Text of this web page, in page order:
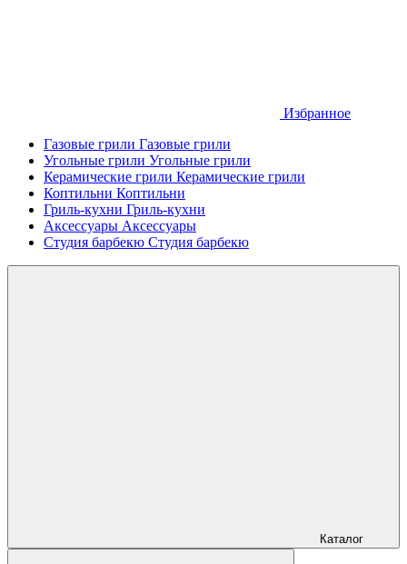
Избранное
Газовые грили Газовые грили
Угольные грили Угольные грили
Керамические грили Керамические грили
Коптильни Коптильни
Гриль-кухни Гриль-кухни
Аксессуары Аксессуары
Студия барбекю Студия барбекю
Каталог